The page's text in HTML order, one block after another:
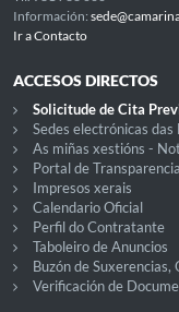
Información:
Ir a Contacto
ACCESOS DIRECTOS
Solicitude de Cita
Sedes electrónicas das
As miñas xestións -
Portal de Transparencia
Impresos xerais
Calendario Oficial
Perfil do Contratante
Taboleiro de Anuncios
Buzón de Suxerencias,
Verificación de